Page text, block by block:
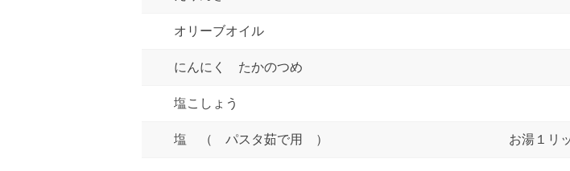
オリーブオイル
にんにく たかのつめ
塩こしょう
塩 （ パスタ茹で用 ） お湯１リ